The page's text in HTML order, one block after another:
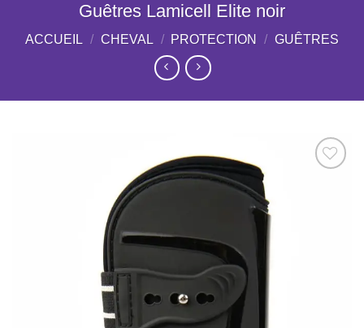
Guêtres Lamicell Elite noir
ACCUEIL / CHEVAL / PROTECTION / GUÊTRES